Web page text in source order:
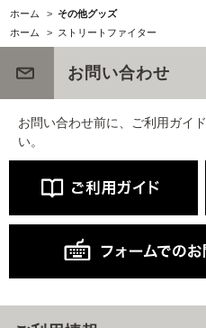
ホーム > その他グッズ
ホーム
> ストリートファイター
お問い合わせ
お問い合わせ前に、ご利用ガイ
い。